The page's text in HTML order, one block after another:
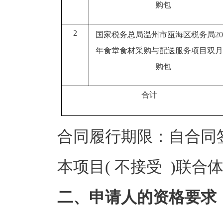
购包
2
国家税务总局温州市瓯海区税务局
年食堂食材采购与配送服务项目双
购包
合计
合同履行期限：自合同
本项目( 不接受 )联合
二、申请人的资格要求